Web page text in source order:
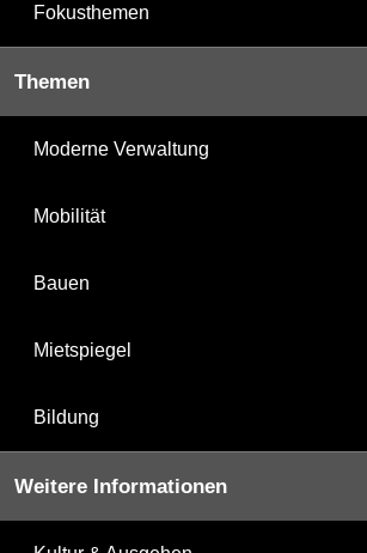
Fokusthemen
Themen
Moderne Verwaltung
Mobilität
Bauen
Mietspiegel
Bildung
Weitere Informationen